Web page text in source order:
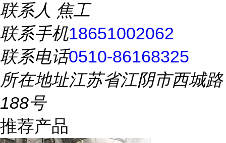
联系人 焦工
联系手机18651002062
联系电话0510-86168325
所在地址江苏省江阴市西城路
188号
推荐产品